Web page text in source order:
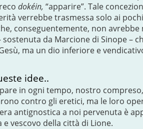
dokéin, “apparire”. Tale
verrebbe trasmessa solo ai
conseguentemente, non
da Marcione di Sinope –
ma un dio inferiore e
idee..
in ogni tempo, nostro
contro gli eretici, ma le loro
antignostica a noi pervenuta è
e vescovo della città di Lione.